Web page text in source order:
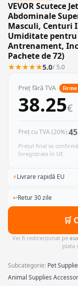
VEVOR Scutece
Abdominale
Masculi, Centuri
Umiditate pentru
Antrenament,
Pachete de 72)
★★★★★5.0/ 5.0
Preț fără TVA Firme
38.25€
Preț cu TVA (20%):
Prețul final se
înregistrate în UE
⚡Livrare rapidă EU
↩Retur 30 zile
🛒
Vei fi redirecționat pe
plata
Subcategorie: Pet
Animal Supplies